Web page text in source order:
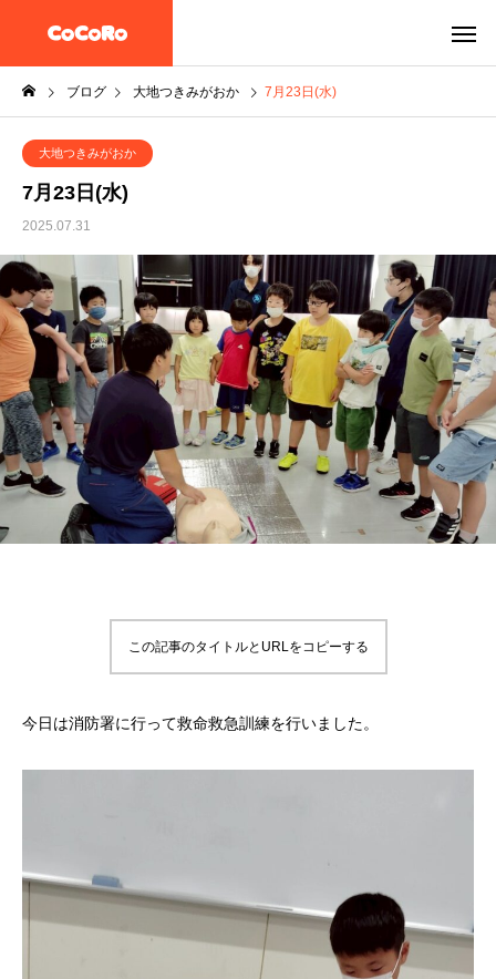
ブログ 大地つきみがおか 7月23日(水)
大地つきみがおか
7月23日(水)
2025.07.31
この記事のタイトルとURLをコピーする
今日は消防署に行って救命救急訓練を行いました。